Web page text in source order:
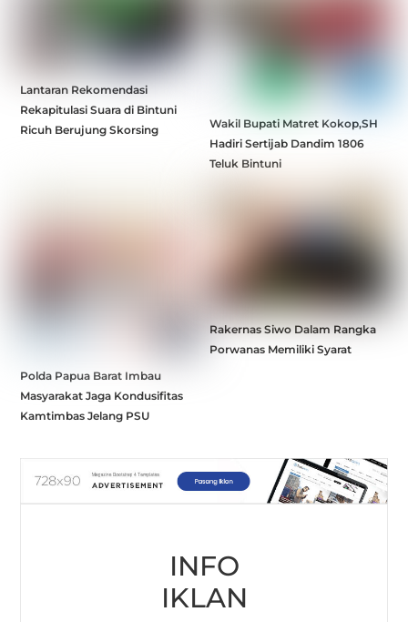
Lantaran Rekomendasi
Rekapitulasi Suara di Bintuni
Ricuh Berujung Skorsing
Wakil Bupati Matret Kokop,SH
Hadiri Sertijab Dandim 1806
Teluk Bintuni
Polda Papua Barat Imbau
Masyarakat Jaga Kondusifitas
Kamtimbas Jelang PSU
Rakernas Siwo Dalam Rangka
Porwanas Memiliki Syarat
INFO
IKLAN